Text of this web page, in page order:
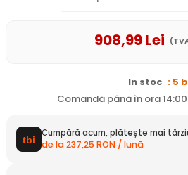
908,99Lei
In stoc : 5
Comandă până în ora
Cumpără acum, plătește mai
de la 237,25 RON / lună